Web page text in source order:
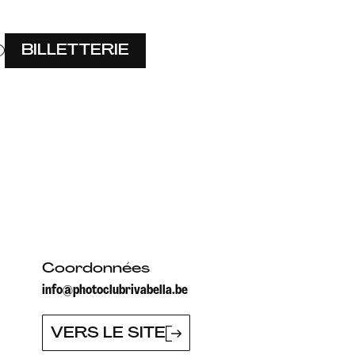
BILLETTERIE
Coordonnées
info@photoclubrivabella.be
VERS LE SITE